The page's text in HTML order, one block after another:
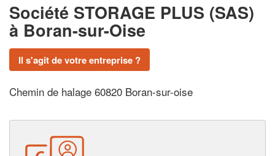
Société STORAGE PLUS (SAS)
à Boran-sur-Oise
Il s'agit de votre entreprise ?
Chemin de halage 60820 Boran-sur-oise